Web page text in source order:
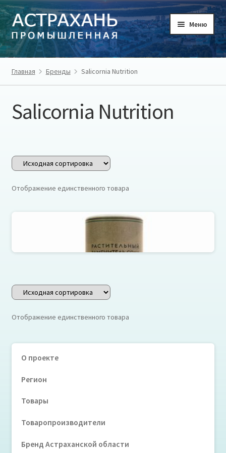
Перейти
к
навигации
Перейти
к
содержимому
Меню
ГЛАВНАЯ
ТОВАРЫ
ТОВАРОПРОИЗВОДИТЕЛИ
О ПРОЕКТЕ
ЛИЧНЫЙ КАБИНЕТ
Главная Бренды Salicornia Nutrition
Salicornia Nutrition
Отображение единственного товара
Отображение единственного товара
О проекте
Регион
Товары
Товаропроизводители
Бренд Астраханской области